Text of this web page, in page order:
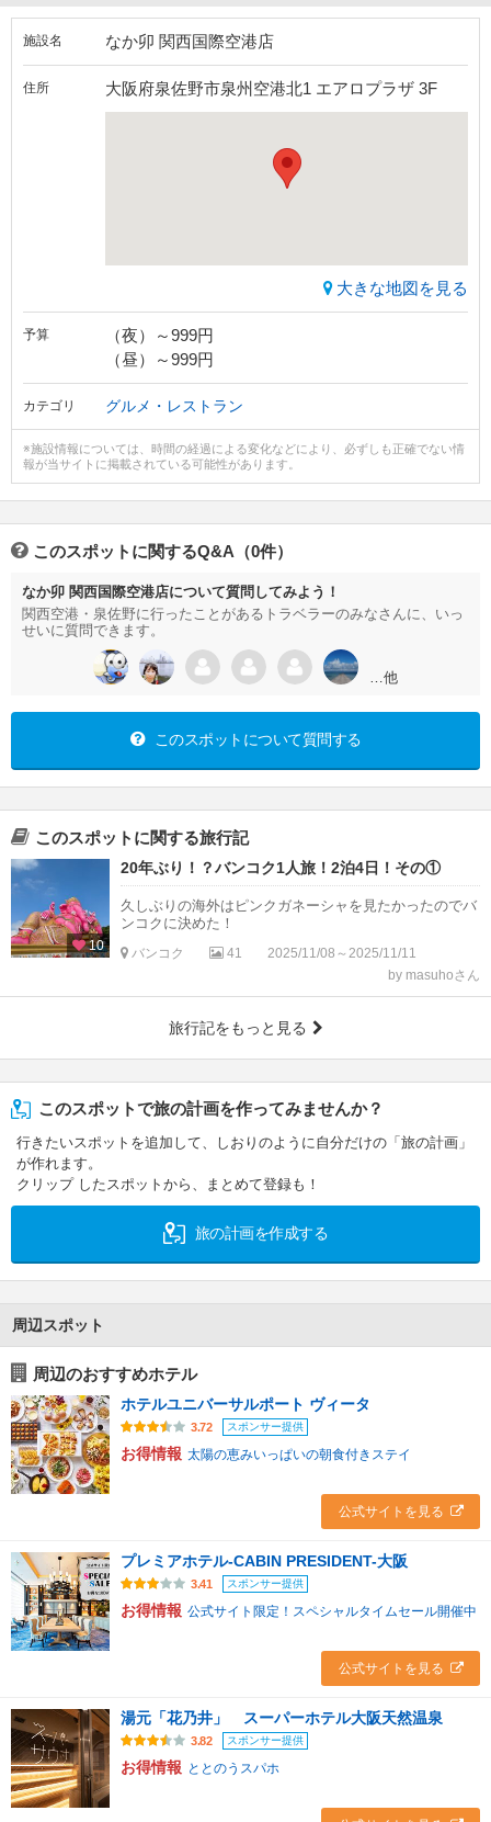
施設名 なか卯 関西国際空港店
住所 大阪府泉佐野市泉州空港北1 エアロプラザ 3F
大きな地図を見る
予算
（夜）～999円
（昼）～999円
カテゴリ グルメ・レストラン
※施設情報については、時間の経過による変化などにより、必ずしも正確でない情
報が当サイトに掲載されている可能性があります。
このスポットに関するQ&A（0件）
なか卯 関西国際空港店について質問してみよう！
関西空港・泉佐野に行ったことがあるトラベラーのみなさんに、いっ
せいに質問できます。
…他
このスポットについて質問する
このスポットに関する旅行記
10
20年ぶり！？バンコク1人旅！2泊4日！その①
久しぶりの海外はピンクガネーシャを見たかったのでバ
ンコクに決めた！
バンコク 41
2025/11/08～2025/11/11
by masuhoさん
旅行記をもっと見る
このスポットで旅の計画を作ってみませんか？
行きたいスポットを追加して、しおりのように自分だけの「旅の計画」
が作れます。
クリップ したスポットから、まとめて登録も！
旅の計画を作成する
周辺スポット
周辺のおすすめホテル
ホテルユニバーサルポート ヴィータ
3.72 スポンサー提供
お得情報 太陽の恵みいっぱいの朝食付きステイ
公式サイトを見る
プレミアホテル-CABIN PRESIDENT-大阪
3.41 スポンサー提供
お得情報 公式サイト限定！スペシャルタイムセール開催中
公式サイトを見る
湯元「花乃井」 スーパーホテル大阪天然温泉
3.82 スポンサー提供
お得情報 ととのうスパホ